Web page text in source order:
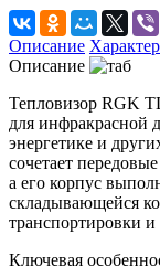
Описание
Описание
Тепловизор RGK
для инфракрасной
энергетике и
сочетает
а его корпус
складывающейся
транспортировки и
Ключевая